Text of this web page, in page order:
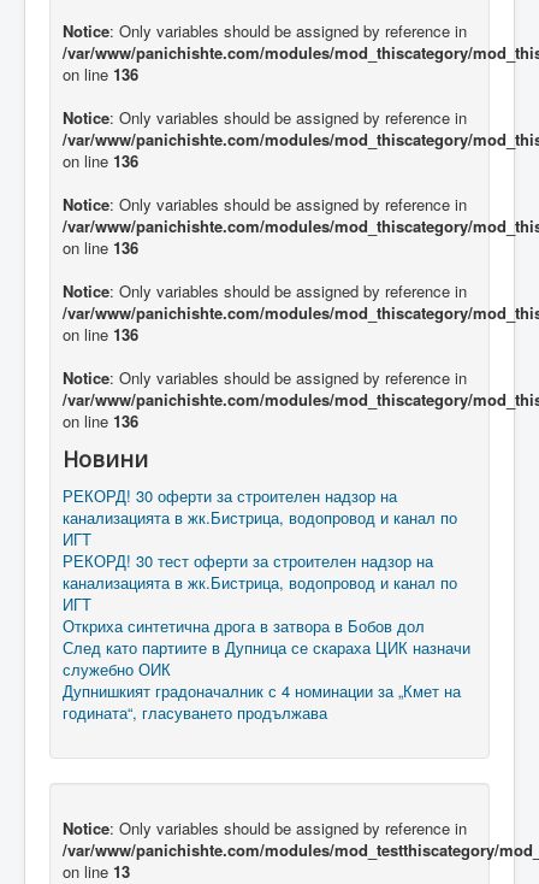
Notice: Only variables should be assigned by reference in
/var/www/panichishte.com/modules/mod_thiscategory/
on line 136
Notice: Only variables should be assigned by reference in
/var/www/panichishte.com/modules/mod_thiscategory/
on line 136
Notice: Only variables should be assigned by reference in
/var/www/panichishte.com/modules/mod_thiscategory/
on line 136
Notice: Only variables should be assigned by reference in
/var/www/panichishte.com/modules/mod_thiscategory/
on line 136
Notice: Only variables should be assigned by reference in
/var/www/panichishte.com/modules/mod_thiscategory/
on line 136
Новини
РЕКОРД! 30 оферти за строителен надзор на
канализацията в жк.Бистрица, водопровод и канал по
ИГТ
РЕКОРД! 30 тест оферти за строителен надзор на
канализацията в жк.Бистрица, водопровод и канал по
ИГТ
Откриха синтетична дрога в затвора в Бобов дол
След като партиите в Дупница се скараха ЦИК назначи
служебно ОИК
Дупнишкият градоначалник с 4 номинации за „Кмет на
годината“, гласуването продължава
Notice: Only variables should be assigned by reference in
/var/www/panichishte.com/modules/mod_testthiscategory/
on line 13